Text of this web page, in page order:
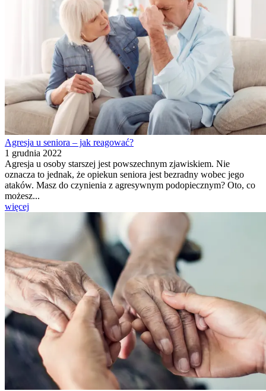
Agresja u seniora – jak reagować?
1 grudnia 2022
Agresja u osoby starszej jest powszechnym zjawiskiem. Nie
oznacza to jednak, że opiekun seniora jest bezradny wobec jego
ataków. Masz do czynienia z agresywnym podopiecznym? Oto, co
możesz...
więcej